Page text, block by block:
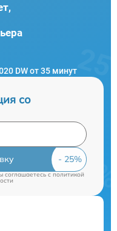
DW от 35 минут
со
соглашаетесь cполитикой